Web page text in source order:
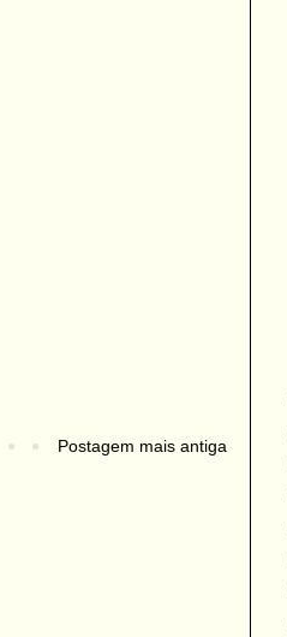
Postagem mais antiga